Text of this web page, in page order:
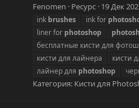
Fenomen
Ресурс 19 Дек
ink brushes ink for
liner for photoshop
бесплатные кисти для
кисти для лайнера
кисти
лайнер для photoshop
Категория: Кисти для